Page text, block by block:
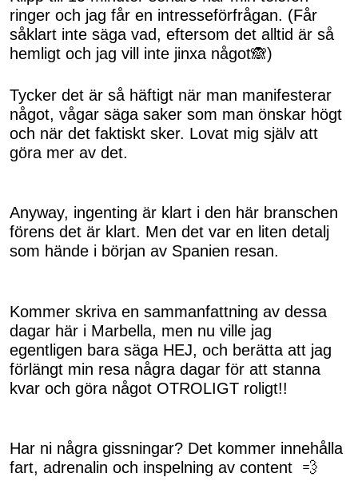
ringer och jag får en intresseförfrågan. (Får
såklart inte säga vad, eftersom det alltid är så
hemligt och jag vill inte jinxa något🙈)
Tycker det är så häftigt när man manifesterar
något, vågar säga saker som man önskar högt
och när det faktiskt sker. Lovat mig själv att
göra mer av det.
Anyway, ingenting är klart i den här branschen
förens det är klart. Men det var en liten detalj
som hände i början av Spanien resan.
Kommer skriva en sammanfattning av dessa
dagar här i Marbella, men nu ville jag
egentligen bara säga HEJ, och berätta att jag
förlängt min resa några dagar för att stanna
kvar och göra något OTROLIGT roligt!!
Har ni några gissningar? Det kommer innehålla
fart, adrenalin och inspelning av content 💨